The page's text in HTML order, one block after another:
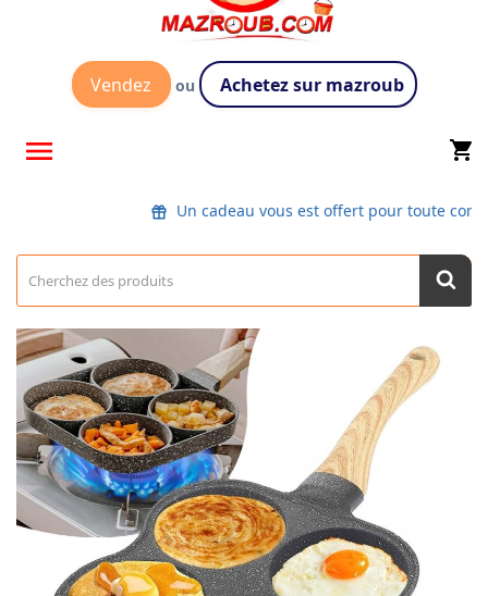
Vendez ou Achetez sur mazroub
 shopping_cart
Un cadeau vous est offert pour toute